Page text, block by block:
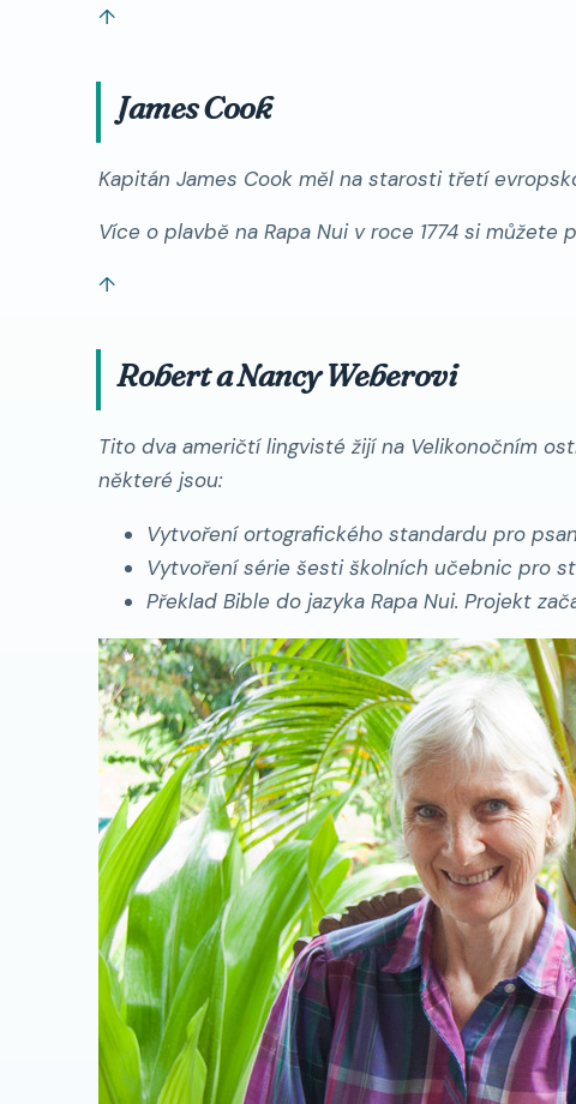
↑
James Cook
Kapitán James Cook měl na starosti třetí
Více o plavbě na Rapa Nui v roce 1774 si můžete
↑
Robert a Nancy Weberovi
Tito dva američtí lingvisté žijí na Velikonočním
některé jsou:
Vytvoření ortografického standardu pro
Vytvoření série šesti školních učebnic pro
Překlad Bible do jazyka Rapa Nui. Projekt